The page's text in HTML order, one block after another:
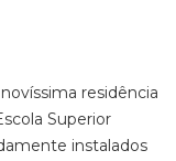
residência
Superior
instalados